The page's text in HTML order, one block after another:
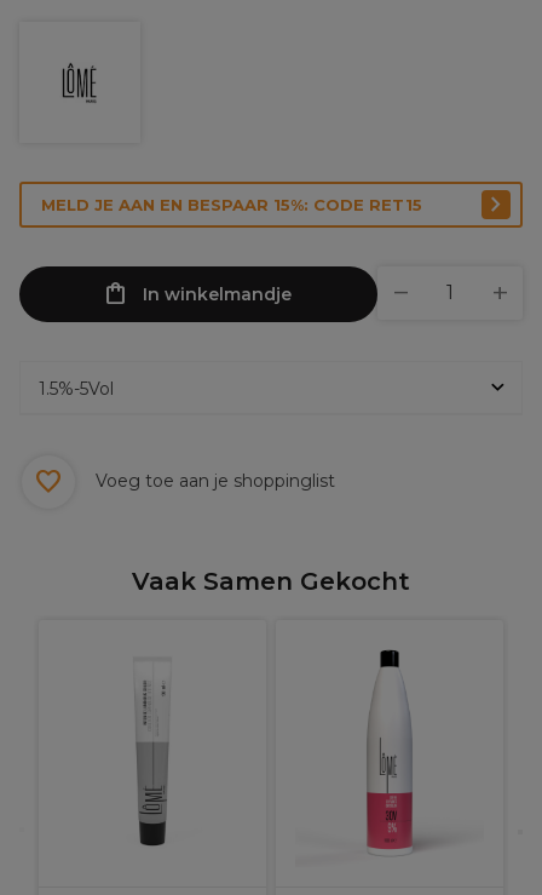
MELD JE AAN EN BESPAAR 15%: CODE RET15
In winkelmandje
Voeg toe aan je shoppinglist
Vaak Samen Gekocht